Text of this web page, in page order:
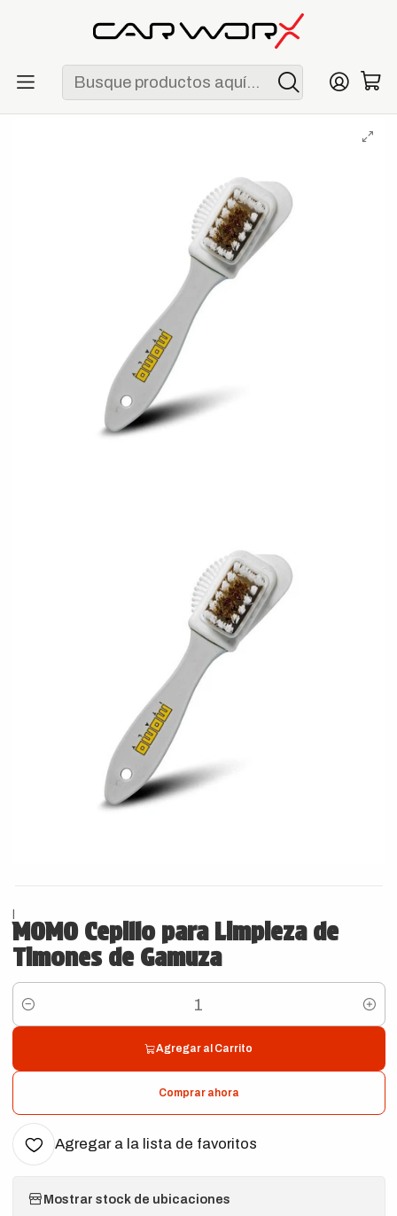
ENVÍO GRATIS POR COMPRAS MAYORES A S/ 250
MOMO Cepillo para Limpieza de Timones de Gamuza
|
MOMO Cepillo para Limpieza de
Timones de Gamuza
Cantidad
Agregar al Carrito
Comprar ahora
Agregar a la lista de favoritos
Mostrar stock de ubicaciones